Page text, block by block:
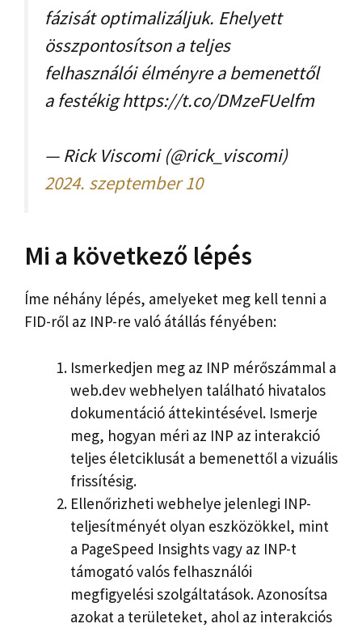
fázisát optimalizáljuk. Ehelyett
összpontosítson a teljes
felhasználói élményre a bemenettől
a festékig https://t.co/DMzeFUelfm
— Rick Viscomi (@rick_viscomi)
2024. szeptember 10
Mi a következő lépés
Íme néhány lépés, amelyeket meg kell tenni a
FID-ről az INP-re való átállás fényében:
Ismerkedjen meg az INP mérőszámmal a
web.dev webhelyen található hivatalos
dokumentáció áttekintésével. Ismerje
meg, hogyan méri az INP az interakció
teljes életciklusát a bemenettől a vizuális
frissítésig.
Ellenőrizheti webhelye jelenlegi INP-
teljesítményét olyan eszközökkel, mint
a PageSpeed ​​Insights vagy az INP-t
támogató valós felhasználói
megfigyelési szolgáltatások. Azonosítsa
azokat a területeket, ahol az interakciós